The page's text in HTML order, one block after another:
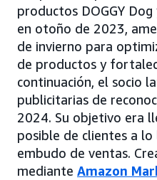
productos DOGGY
en otoño de 2023,
de invierno para
de productos y
continuación, el socio
publicitarias de
2024. Su objetivo era
posible de clientes a
embudo de ventas.
mediante Amazon